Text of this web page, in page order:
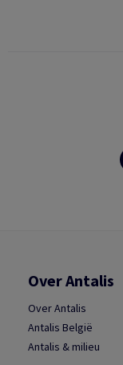
Over Antalis
Over Antalis
Antalis België
Antalis & milieu